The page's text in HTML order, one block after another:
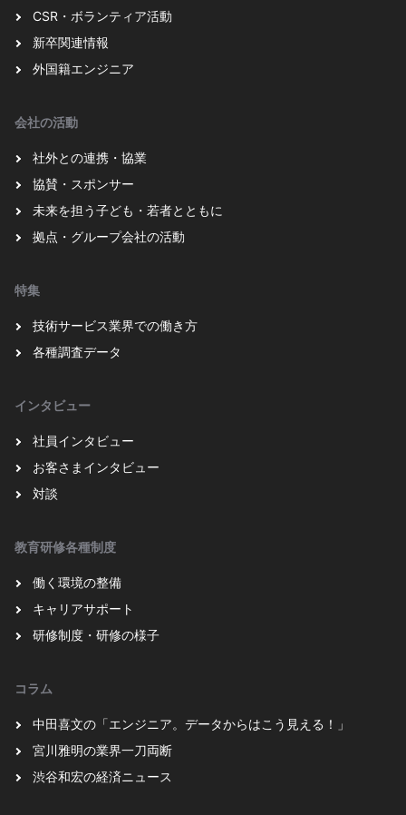
CSR・ボランティア活動
新卒関連情報
外国籍エンジニア
会社の活動
社外との連携・協業
協賛・スポンサー
未来を担う子ども・若者とともに
拠点・グループ会社の活動
特集
技術サービス業界での働き方
各種調査データ
インタビュー
社員インタビュー
お客さまインタビュー
対談
教育研修各種制度
働く環境の整備
キャリアサポート
研修制度・研修の様子
コラム
中田喜文の「エンジニア。データからはこう見える！」
宮川雅明の業界一刀両断
渋谷和宏の経済ニュース